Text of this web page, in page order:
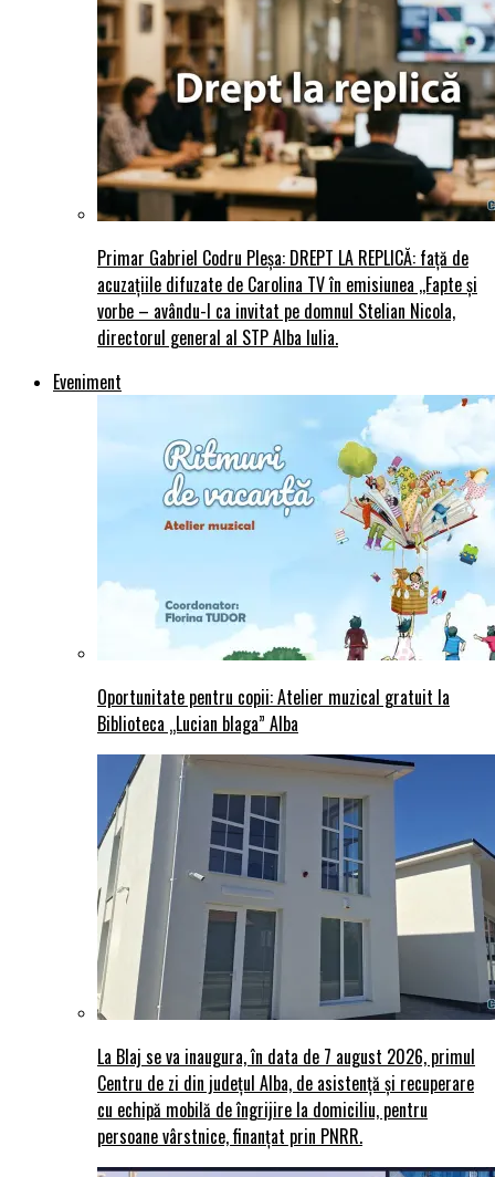
Primar Gabriel Codru Pleșa: DREPT LA REPLICĂ: față de
acuzațiile difuzate de Carolina TV în emisiunea ,,Fapte și
vorbe – avându-l ca invitat pe domnul Stelian Nicola,
directorul general al STP Alba Iulia.
Eveniment
Oportunitate pentru copii: Atelier muzical gratuit la
Biblioteca „Lucian blaga” Alba
La Blaj se va inaugura, în data de 7 august 2026, primul
Centru de zi din județul Alba, de asistență și recuperare
cu echipă mobilă de îngrijire la domiciliu, pentru
persoane vârstnice, finanțat prin PNRR.